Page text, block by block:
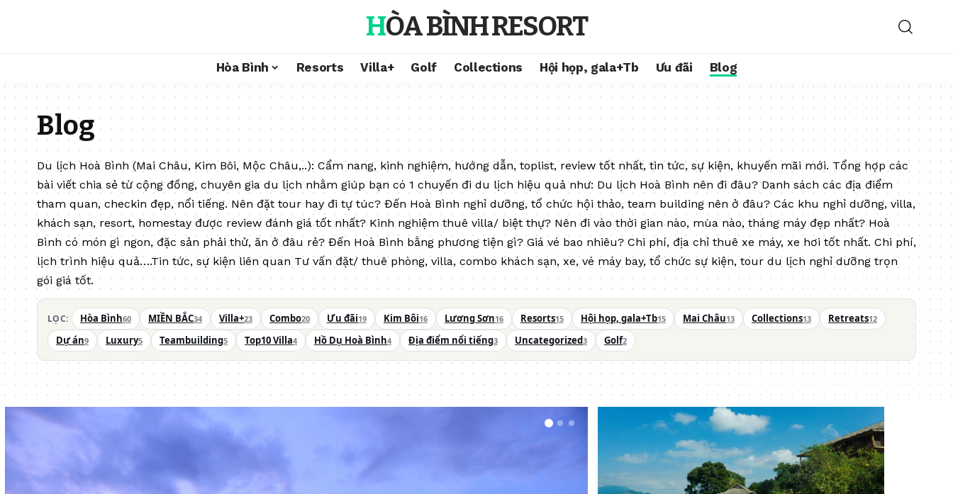
HÒA BÌNH RESORT
Hòa Bình Resorts Villa+ Golf Collections Hội họp, gala+Tb Ưu đãi Blog
Blog
Du lịch Hoà Bình (Mai Châu, Kim Bôi, Mộc Châu,..): Cẩm nang, kinh nghiệm, hướng dẫn, toplist, review tốt nhất, tin tức, sự kiện, khuyến mãi mới. Tổng hợp các
bài viết chia sẻ từ cộng đồng, chuyên gia du lịch nhằm giúp bạn có 1 chuyến đi du lịch hiệu quả như: Du lịch Hoà Bình nên đi đâu? Danh sách các địa điểm
tham quan, checkin đẹp, nổi tiếng. Nên đặt tour hay đi tự túc? Đến Hoà Bình nghỉ dưỡng, tổ chức hội thảo, team building nên ở đâu? Các khu nghỉ dưỡng, villa,
khách sạn, resort, homestay được review đánh giá tốt nhất? Kinh nghiệm thuê villa/ biệt thự? Nên đi vào thời gian nào, mùa nào, tháng máy đẹp nhất? Hoà
Bình có món gì ngon, đặc sản phải thử, ăn ở đâu rẻ? Đến Hoà Bình bằng phương tiện gì? Giá vé bao nhiêu? Chi phí, địa chỉ thuê xe máy, xe hơi tốt nhất. Chi phí,
lịch trình hiệu quả….Tin tức, sự kiện liên quan Tư vấn đặt/ thuê phòng, villa, combo khách sạn, xe, vé máy bay, tổ chức sự kiện, tour du lịch nghỉ dưỡng trọn
gói giá tốt.
LỌC: Hòa Bình60 MIỀN BẮC34 Villa+23 Combo20 Ưu đãi19 Kim Bôi16 Lương Sơn16 Resorts15 Hội họp, gala+Tb15 Mai Châu13 Collections13 Retreats12
Dự án9 Luxury5 Teambuilding5 Top10 Villa4 Hồ Dụ Hoà Bình4 Địa điểm nổi tiếng3 Uncategorized3 Golf2